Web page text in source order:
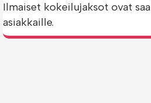
Ilmaiset kokeilujaksot ovat
asiakkaille.